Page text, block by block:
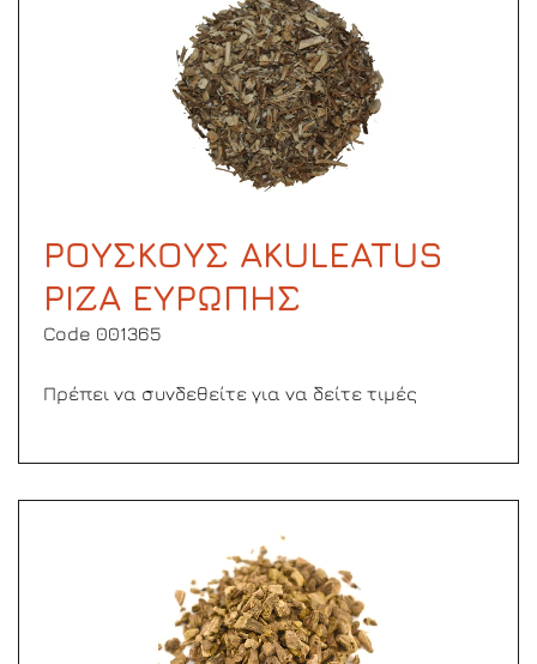
ΡΟΥΣΚΟΥΣ AKULEATUS
ΡΙΖΑ ΕΥΡΩΠΗΣ
Code 001365
Πρέπει να συνδεθείτε για να δείτε τιμές